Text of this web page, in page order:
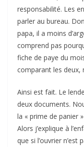
responsabilité. Les
parler au bureau.
papa, il a moins
comprend pas
fiche de paye du
comparant les deux,
Ainsi est fait. Le
deux documents.
la « prime de panier
Alors j’explique à
que si l’ouvrier n’est